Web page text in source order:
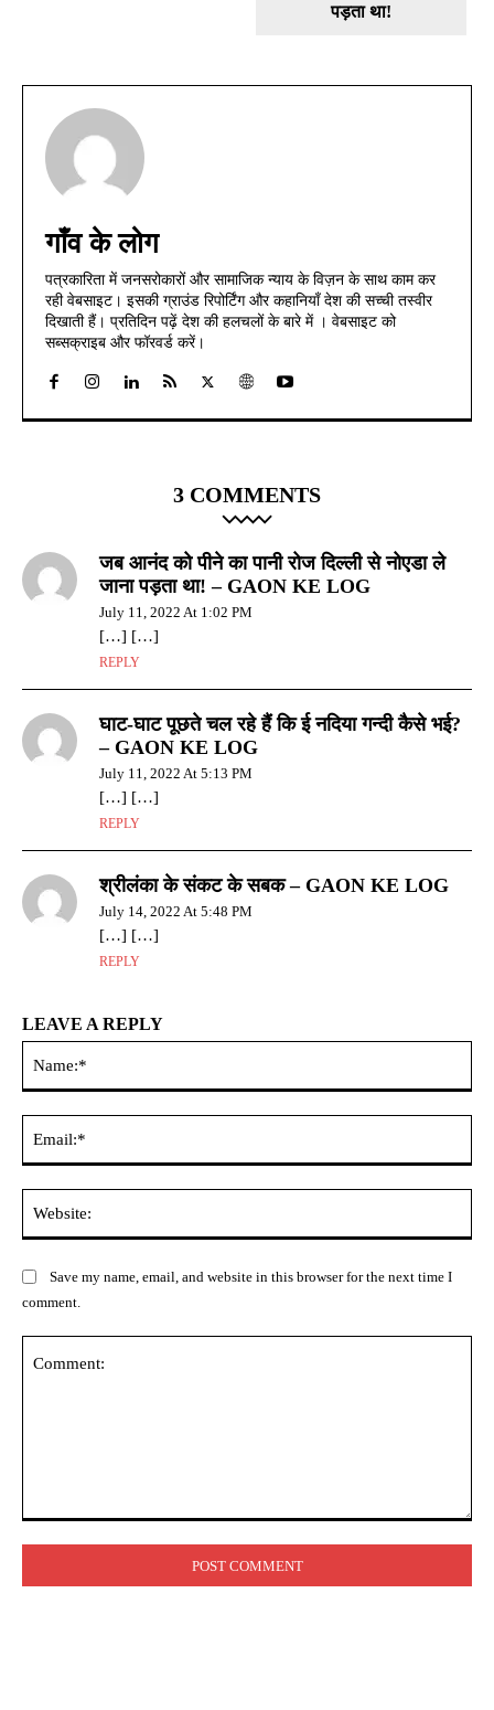
पड़ता था!
गाँव के लोग
पत्रकारिता में जनसरोकारों और सामाजिक न्याय के विज़न के साथ काम कर
रही वेबसाइट। इसकी ग्राउंड रिपोर्टिंग और कहानियाँ देश की सच्ची तस्वीर
दिखाती हैं। प्रतिदिन पढ़ें देश की हलचलों के बारे में । वेबसाइट को
सब्सक्राइब और फॉरवर्ड करें।
3 COMMENTS
जब आनंद को पीने का पानी रोज दिल्ली से नोएडा ले
जाना पड़ता था! – GAON KE LOG
July 11, 2022 At 1:02 PM
[…] […]
REPLY
घाट-घाट पूछते चल रहे हैं कि ई नदिया गन्दी कैसे भई?
– GAON KE LOG
July 11, 2022 At 5:13 PM
[…] […]
REPLY
श्रीलंका के संकट के सबक – GAON KE LOG
July 14, 2022 At 5:48 PM
[…] […]
REPLY
LEAVE A REPLY
Save my name, email, and website in this browser for the next time I
comment.